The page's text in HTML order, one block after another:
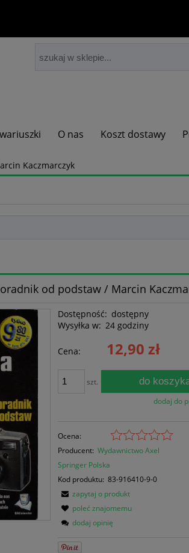
O nas Koszt dostawy
Kaczmarczyk
od podstaw / Marcin
Dostępność: dostępny
Wysyłka w: 24 godziny
Cena: 12,90 zł
szt. do
dodaj do
Ocena:
Producent: Wydawnictwo Axel
Springer Polska
Kod produktu: 83-916410-9-0
zapytaj o produkt
poleć znajomemu
dodaj opinię